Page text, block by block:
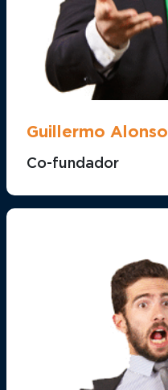
Guillermo Alonso
Co-fundador